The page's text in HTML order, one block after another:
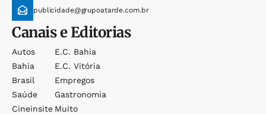
publicidade@grupoatarde.com.br
Canais e Editorias
Autos
Bahia
Brasil
Saúde
Cineinsite
E.c. Bahia
E.c. Vitória
Empregos
Gastronomia
Muito